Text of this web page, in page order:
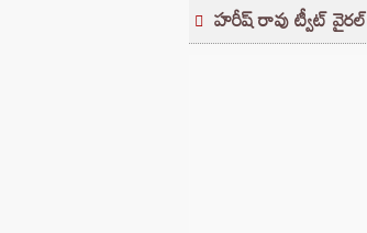
హరీష్ రావు ట్వీట్ వైరల్